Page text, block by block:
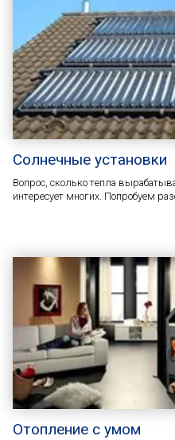
Солнечные установки
Вопрос, сколько тепла
интересует многих. Попробуем
Отопление с умом